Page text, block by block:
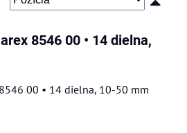
8546 00 • 14 dielna,
00 • 14 dielna, 10-50 mm